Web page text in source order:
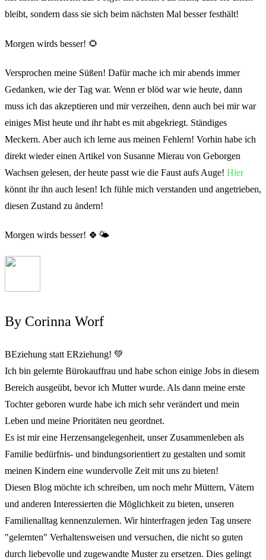
bleibt, sondern dass sie sich beim nächsten Mal besser festhält!
Morgen wirds besser! 🌻
Versprochen meine Süßen! Dafür mache ich mir abends immer
Gedanken, wie der Tag war. Wenn er blöd war wie heute, dann
muss ich das akzeptieren und mir verzeihen, denn auch bei mir war
einiges Mist heute und ihr habt es mit abgekriegt. Ständiges
Meckern. Aber auch ich lerne aus meinen Fehlern! Vorhin habe ich
direkt wieder einen Artikel von Susanne Mierau von Geborgen
Wachsen gelesen, der heute passt wie die Faust aufs Auge! Hier
könnt ihr ihn auch lesen! Ich fühle mich verstanden und angetrieben,
diesen Zustand zu ändern!
Morgen wirds besser! 🍀🌤
By Corinna Worf
BEziehung statt ERziehung! 💚
Ich bin gelernte Bürokauffrau und habe schon einige Jobs in diesem
Bereich ausgeübt, bevor ich Mutter wurde. Als dann meine erste
Tochter geboren wurde habe ich mich sehr verändert und mein
Leben und meine Prioritäten neu geordnet.
Es ist mir eine Herzensangelegenheit, unser Zusammenleben als
Familie bedürfnis- und bindungsorientiert zu gestalten und somit
meinen Kindern eine wundervolle Zeit mit uns zu bieten!
Diesen Blog möchte ich schreiben, um noch mehr Müttern, Vätern
und anderen Interessierten die Möglichkeit zu bieten, unseren
Familienalltag kennenzulernen. Wir hinterfragen jeden Tag unsere
"gelernten" Verhaltensweisen und versuchen, die nicht so guten
durch liebevolle und zugewandte Muster zu ersetzen. Dies gelingt